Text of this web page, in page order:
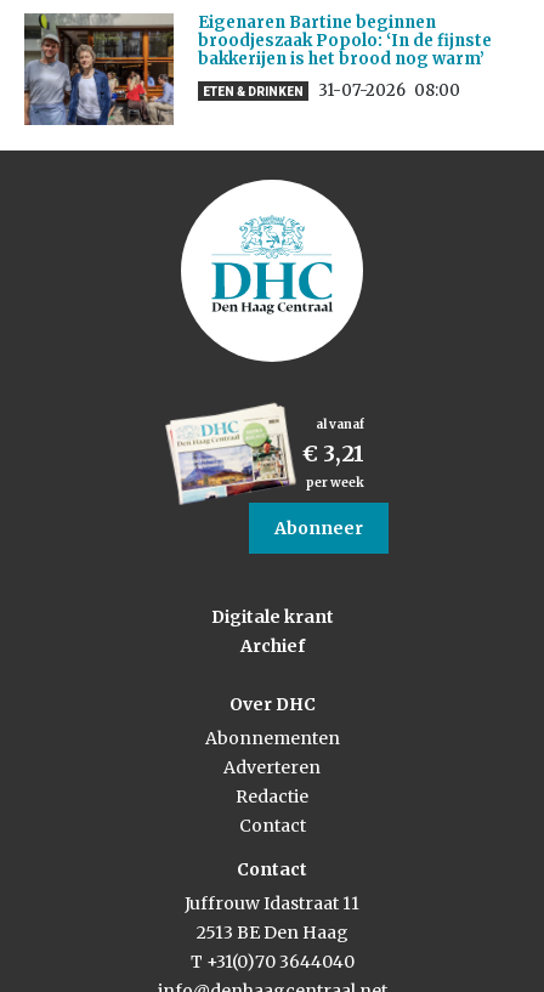
Eigenaren Bartine beginnen
broodjeszaak Popolo: ‘In de fijnste
bakkerijen is het brood nog warm’
ETEN & DRINKEN 31-07-2026 08:00
al vanaf
€ 3,21
per week
Abonneer
Digitale krant
Archief
Over DHC
Abonnementen
Adverteren
Redactie
Contact
Contact
Juffrouw Idastraat 11
2513 BE Den Haag
T +31(0)70 3644040